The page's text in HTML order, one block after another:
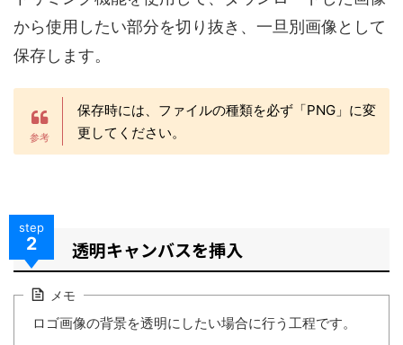
から使用したい部分を切り抜き、一旦別画像として
保存します。
保存時には、ファイルの種類を必ず「PNG」に変
更してください。
step
2 透明キャンバスを挿入
メモ
ロゴ画像の背景を透明にしたい場合に行う工程です。